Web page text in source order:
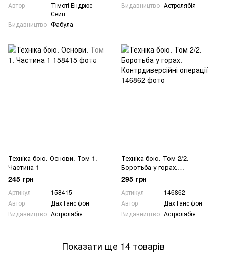
Автор
Тімоті Ендрюс
Сейп
Видавництво Фабула
Видавництво Астролябія
Техніка бою. Основи. Том 1.
Частина 1
245 грн
Артикул
158415
Автор
Дах Ганс фон
Видавництво Астролябія
Техніка бою. Том 2/2.
Боротьба у горах.
Контрдиверсійні операції
295 грн
Артикул
146862
Автор
Дах Ганс фон
Видавництво Астролябія
Показати ще 14 товарів